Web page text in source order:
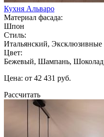
Кухня Альваро
Материал фасада:
Шпон
Стиль:
Итальянский, Эксклюзивные
Цвет:
Бежевый, Шампань, Шоколад
Цена: от 42 431 руб.
Рассчитать